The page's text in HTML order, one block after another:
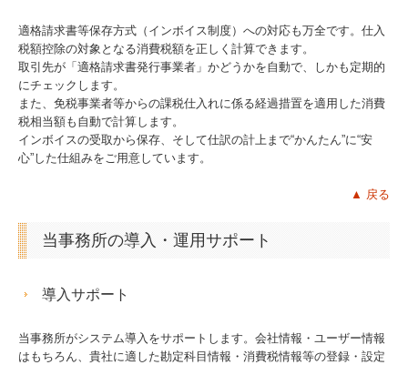
適格請求書等保存方式（インボイス制度）への対応も万全です。仕入
税額控除の対象となる消費税額を正しく計算できます。
取引先が「適格請求書発行事業者」かどうかを自動で、しかも定期的
にチェックします。
また、免税事業者等からの課税仕入れに係る経過措置を適用した消費
税相当額も自動で計算します。
インボイスの受取から保存、そして仕訳の計上まで“かんたん”に“安
心”した仕組みをご用意しています。
▲ 戻る
当事務所の導入・運用サポート
導入サポート
当事務所がシステム導入をサポートします。会社情報・ユーザー情報
はもちろん、貴社に適した勘定科目情報・消費税情報等の登録・設定